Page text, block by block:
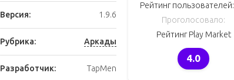
Версия: 1.9.6
Рубрика: Аркады
Разработчик: TapMen
Рейтинг пользователей:
Проголосовало:
Рейтинг Play Market
4.0